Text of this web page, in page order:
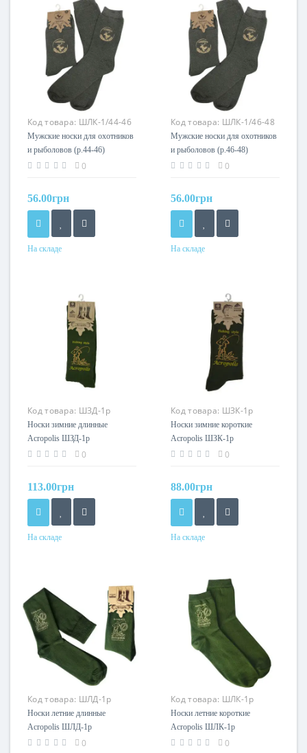
Код товара: ШЛК-1/44-46
Мужские носки для охотников
и рыболовов (р.44-46)
Acropolis
0
56.00грн
На складе
Код товара: ШЛК-1/46-48
Мужские носки для охотников
и рыболовов (р.46-48)
Acropolis
0
56.00грн
На складе
Код товара: ШЗД-1р
Носки зимние длинные
Acropolis ШЗД-1р
0
113.00грн
На складе
Код товара: ШЗК-1р
Носки зимние короткие
Acropolis ШЗК-1р
0
88.00грн
На складе
Код товара: ШЛД-1р
Носки летние длинные
Acropolis ШЛД-1р
0
Код товара: ШЛК-1р
Носки летние короткие
Acropolis ШЛК-1р
0